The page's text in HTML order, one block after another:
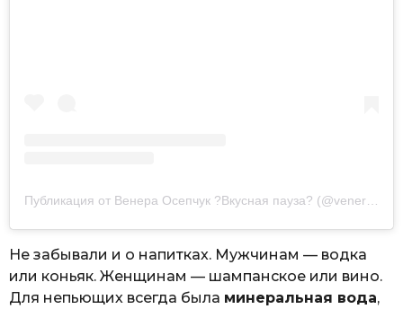
Публикация от Венера Осепчук ?Вкусная пауза? (@venera_os)
Не забывали и о напитках. Мужчинам — водка
или коньяк. Женщинам — шампанское или вино.
Для непьющих всегда была минеральная вода,